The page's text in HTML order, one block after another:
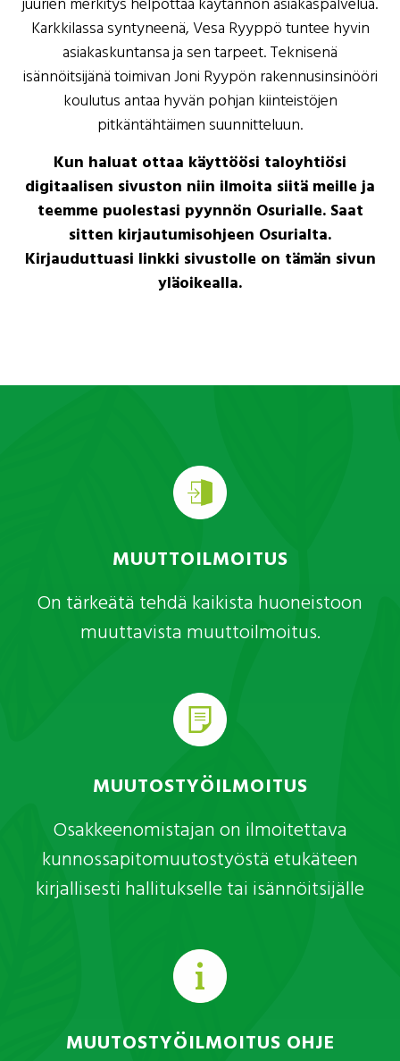
Karkkilassa syntyneenä, Vesa Ryyppö tuntee hyvin
asiakaskuntansa ja sen tarpeet. Teknisenä
isännöitsijänä toimivan Joni Ryypön rakennusinsinööri
koulutus antaa hyvän pohjan kiinteistöjen
pitkäntähtäimen suunnitteluun.
Kun haluat ottaa käyttöösi taloyhtiösi
digitaalisen sivuston niin ilmoita siitä meille ja
teemme puolestasi pyynnön Osurialle. Saat
sitten kirjautumisohjeen Osurialta.
Kirjauduttuasi linkki sivustolle on tämän sivun
yläoikealla.
MUUTTOILMOITUS
On tärkeätä tehdä kaikista huoneistoon
muuttavista muuttoilmoitus.
MUUTOSTYÖILMOITUS
Osakkeenomistajan on ilmoitettava
kunnossapitomuutostyöstä etukäteen
kirjallisesti hallitukselle tai isännöitsijälle
MUUTOSTYÖILMOITUS OHJE